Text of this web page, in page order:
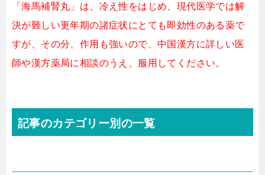
「海馬補腎丸」は、冷え性をはじめ、現代医学では解
決が難しい更年期の諸症状にとても即効性のある薬で
すが、その分、作用も強いので、中国漢方に詳しい医
師や漢方薬局に相談のうえ、服用してください。
記事のカテゴリー別の一覧